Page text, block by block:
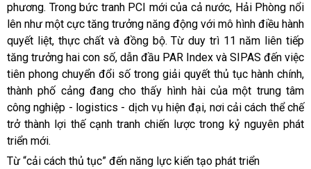
phương. Trong bức tranh PCI mới của cả nước, Hải Phòng nổi
lên như một cực tăng trưởng năng động với mô hình điều hành
quyết liệt, thực chất và đồng bộ. Từ duy trì 11 năm liên tiếp
tăng trưởng hai con số, dẫn đầu PAR Index và SIPAS đến việc
tiên phong chuyển đổi số trong giải quyết thủ tục hành chính,
thành phố cảng đang cho thấy hình hài của một trung tâm
công nghiệp - logistics - dịch vụ hiện đại, nơi cải cách thể chế
trở thành lợi thế cạnh tranh chiến lược trong kỷ nguyên phát
triển mới.
Từ “cải cách thủ tục” đến năng lực kiến tạo phát triển